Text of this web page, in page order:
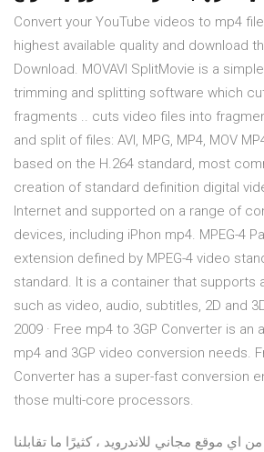
Convert your YouTube videos to mp4
highest available quality and download
Download. MOVAVI SplitMovie is a
trimming and splitting software which
fragments .. cuts video files into
and split of files: AVI, MPG, MP4, MOV
based on the H.264 standard, most
creation of standard definition digital
Internet and supported on a range of
devices, including iPhon mp4. MPEG-4
extension defined by MPEG-4 video
standard. It is a container that supports
such as video, audio, subtitles, 2D and
2009 · Free mp4 to 3GP Converter is an
mp4 and 3GP video conversion needs.
Converter has a super-fast conversion
those multi-core processors.
اي موقع مجاني للاندرويد ، كثيرًا ما تقابلنا